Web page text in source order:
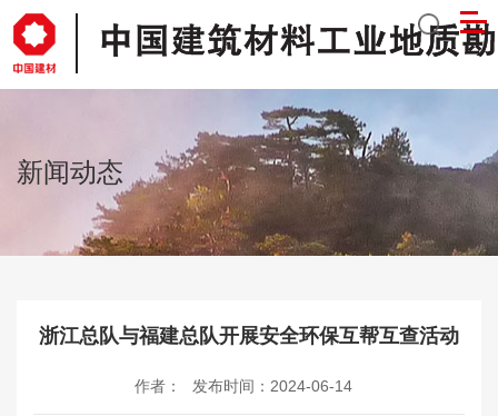
新闻动态
浙江总队与福建总队开展安全环保互帮互查活动
作者： 发布时间：2024-06-14